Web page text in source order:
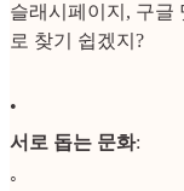
슬래시페이지, 구글
로 찾기 쉽겠지?
•
서로 돕는 문화:
◦